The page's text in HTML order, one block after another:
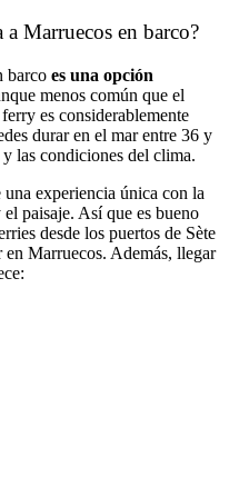
Marruecos en barco?
barco es una opción
menos común que el
es considerablemente
durar en el mar entre 36 y
las condiciones del clima.
experiencia única con la
paisaje. Así que es bueno
desde los puertos de Sète
en Marruecos. Además, llegar